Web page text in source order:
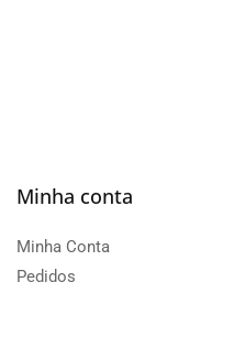
Minha conta
Minha Conta
Pedidos